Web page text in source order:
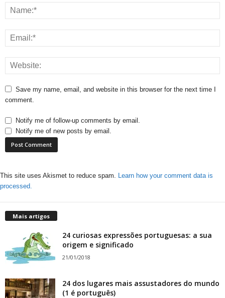
Save my name, email, and website in this browser for the next time I
comment.
Notify me of follow-up comments by email.
Notify me of new posts by email.
This site uses Akismet to reduce spam. Learn how your comment data is
processed.
Mais artigos
24 curiosas expressões portuguesas: a sua
origem e significado
21/01/2018
24 dos lugares mais assustadores do mundo
(1 é português)